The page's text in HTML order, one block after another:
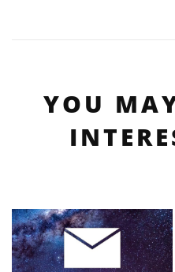
YOU